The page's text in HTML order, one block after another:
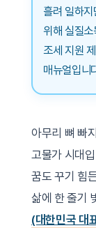
흘려 일하
위해 실질
조세 지원
매뉴얼입니
아무리 뼈 빠
고물가 시대
꿈도 꾸기 힘
삶에 한 줄기
(대한민국 대